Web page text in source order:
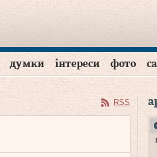
думки інтереси фото
RSS